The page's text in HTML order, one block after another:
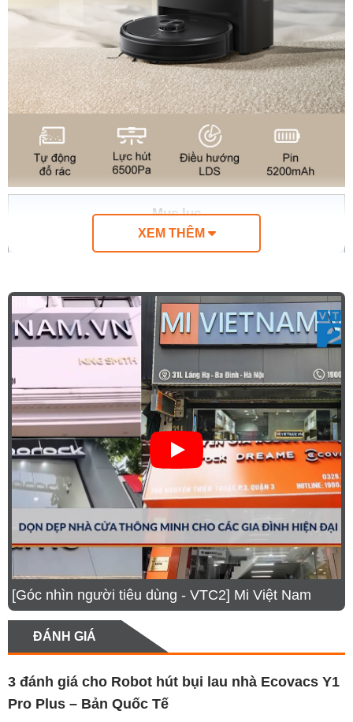
Mục lục
Ưu điểm nổi bật của robot hút bụi lau nhà Ecovacs Y1
Trạm sạc tự động hút rác mang đến trải nghiệm rảnh
tay
4.Công nghệ TrueMapping và LiDAR cho khả năng lập
bản đồ chính xác
5.Dung lượng pin lớn, đáp ứng nhu cầu làm sạch không
gian rộng
6.Thiết kế nhỏ gọn, phù hợp với mọi không gian
7.Quản lý qua ứng dụng thông minh, tùy chỉnh linh hoạt
8.Thông số robot Ecovacs Y1 Pro Plus
9.Hình ảnh thực tế sản phẩm
Ưu điểm nổi bật của robot hút bụi lau nhà
Ecovacs Y1 Pro Plus
Lực hút 6500Pa cho hiệu quả làm sạch vượt trội
Trạm sạc tự động hút rác mang đến trải nghiệm
rảnh tay
Công nghệ TrueMapping và LiDAR cho khả
Dung lượng pin lớn, đáp ứng nhu cầu làm sạch
không gian rộng
XEM THÊM
[Góc nhìn người tiêu dùng - VTC2] Mi Việt Nam
ĐÁNH GIÁ
3 đánh giá cho Robot hút bụi lau nhà Ecovacs Y1
Pro Plus – Bản Quốc Tế